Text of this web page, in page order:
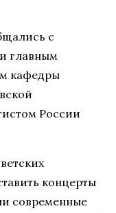
с
главным
кафедры
России
концерты
современные